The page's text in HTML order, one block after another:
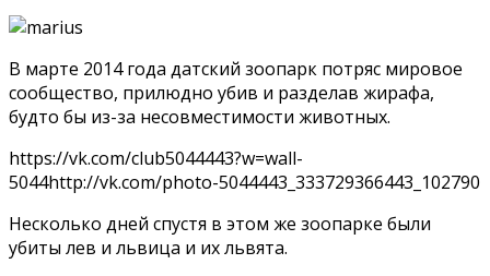
В марте 2014 года датский зоопарк потряс мировое
сообщество, прилюдно убив и разделав жирафа,
будто бы из-за несовместимости животных.
https://vk.com/club5044443?w=wall-
5044http://vk.com/photo-5044443_333729366443_102790
Несколько дней спустя в этом же зоопарке были
убиты лев и львица и их львята.